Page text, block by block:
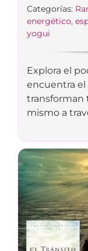
Categorías:
energético,
yogui
Explora el
encuentra el
transforman
mismo a